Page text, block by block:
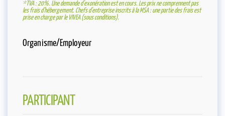
*TVA : 20%. Une demande d’exonération est en cours. Les prix ne comprennent pas
les frais d’hébergement. Chefs d’entreprise inscrits à la MSA : une partie des frais est
prise en charge par le VIVEA (sous conditions).
Organisme/Employeur
PARTICIPANT